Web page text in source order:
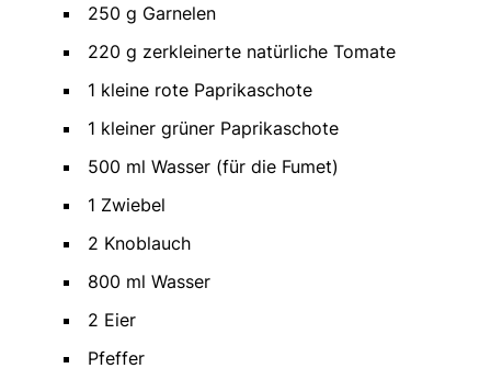
250 g Garnelen
220 g zerkleinerte natürliche Tomate
1 kleine rote Paprikaschote
1 kleiner grüner Paprikaschote
500 ml Wasser (für die Fumet)
1 Zwiebel
2 Knoblauch
800 ml Wasser
2 Eier
Pfeffer